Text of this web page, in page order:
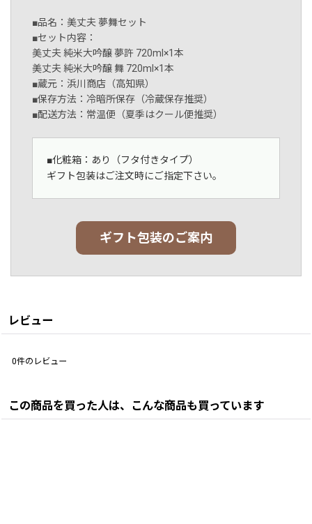
■品名：美丈夫 夢舞セット
■セット内容：
美丈夫 純米大吟醸 夢許 720ml×1本
美丈夫 純米大吟醸 舞 720ml×1本
■蔵元：浜川商店（高知県）
■保存方法：冷暗所保存（冷蔵保存推奨）
■配送方法：常温便（夏季はクール便推奨）
■化粧箱：あり（フタ付きタイプ）
ギフト包装はご注文時にご指定下さい。
ギフト包装のご案内
レビュー
0件のレビュー
この商品を買った人は、こんな商品も買っています